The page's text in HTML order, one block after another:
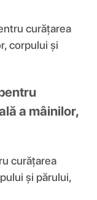
curățarea
corpului și
a mâinilor,